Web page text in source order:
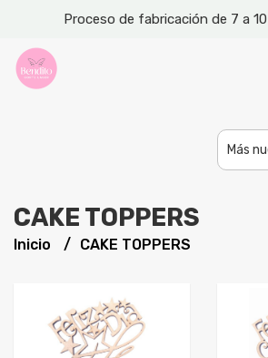
Proceso de fabricación de 7 a
CAKE TOPPERS
Inicio CAKE TOPPERS